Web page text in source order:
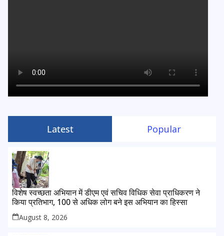
Latest Popular
विशेष स्वच्छता अभियान में डीएम एवं सचिव विधिक सेवा प्राधिकरण ने
किया प्रतिभाग, 100 से अधिक लोग बने इस अभियान का हिस्सा
August 8, 2026